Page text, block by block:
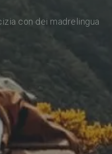
con dei madrelingua